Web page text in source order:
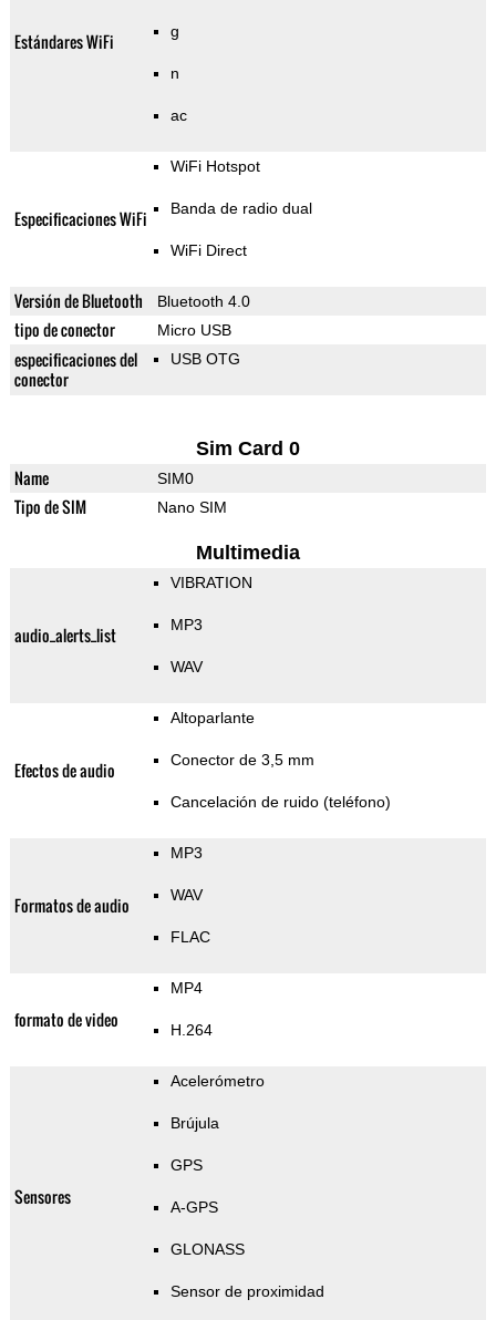
Estándares WiFi g
n
ac
Especificaciones WiFi
WiFi Hotspot
Banda de radio dual
WiFi Direct
Versión de Bluetooth Bluetooth 4.0
tipo de conector Micro USB
especificaciones del
conector
USB OTG
Sim Card 0
Name SIM0
Tipo de SIM Nano SIM
Multimedia
audio_alerts_list
VIBRATION
MP3
WAV
Efectos de audio
Altoparlante
Conector de 3,5 mm
Cancelación de ruido (teléfono)
Formatos de audio
MP3
WAV
FLAC
formato de video
MP4
H.264
Sensores
Acelerómetro
Brújula
GPS
A-GPS
GLONASS
Sensor de proximidad